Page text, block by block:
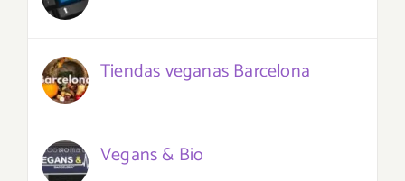
Tiendas veganas Barcelona
Vegans & Bio